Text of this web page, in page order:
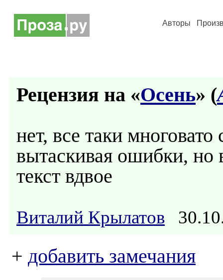
Авторы
Рецензия на «Осень» (
нет, все таки
вытаскивая ошибки, но
текст вдвое
Виталий Крылатов
+ добавить замечания